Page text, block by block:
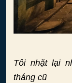
Tôi nhặt lại
tháng cũ